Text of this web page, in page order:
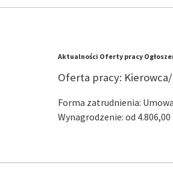
Aktualności Oferty pracy
Oferta pracy:
Forma zatrudnienia:
Wynagrodzenie: od